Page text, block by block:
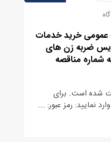
خرید خدمات
ضربه زن های
شماره مناقصه
شده است. برای
نمایید: رمز عبور: ...